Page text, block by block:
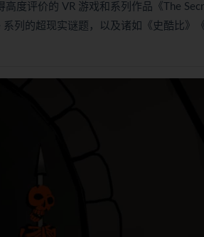
度评价的 VR 游戏和系列作品《The
列的超现实谜题，以及诸如《史酷比》